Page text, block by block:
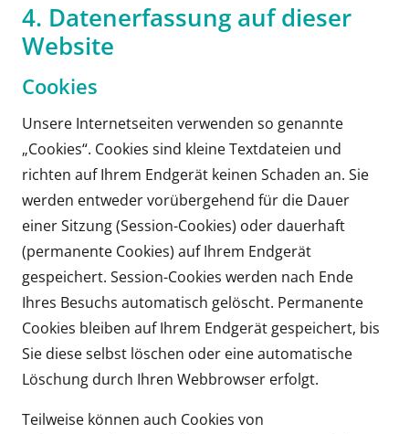
4. Datenerfassung auf dieser
Website
Cookies
Unsere Internetseiten verwenden so genannte
„Cookies“. Cookies sind kleine Textdateien und
richten auf Ihrem Endgerät keinen Schaden an. Sie
werden entweder vorübergehend für die Dauer
einer Sitzung (Session-Cookies) oder dauerhaft
(permanente Cookies) auf Ihrem Endgerät
gespeichert. Session-Cookies werden nach Ende
Ihres Besuchs automatisch gelöscht. Permanente
Cookies bleiben auf Ihrem Endgerät gespeichert, bis
Sie diese selbst löschen oder eine automatische
Löschung durch Ihren Webbrowser erfolgt.
Teilweise können auch Cookies von